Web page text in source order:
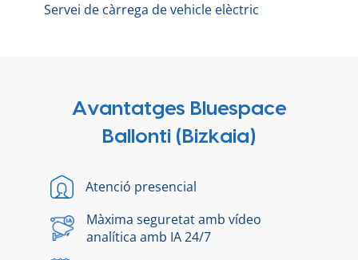
Servei de càrrega de vehicle elèctric
Avantatges Bluespace
Ballonti (Bizkaia)
Atenció presencial
Màxima seguretat amb vídeo
analítica amb IA 24/7